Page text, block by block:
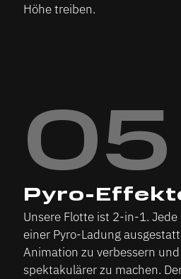
Höhe treiben.
05
Pyro-
Unsere Flotte ist 2-in-1.
einer Pyro-Ladung
Animation zu verbessern
spektakulärer zu machen.